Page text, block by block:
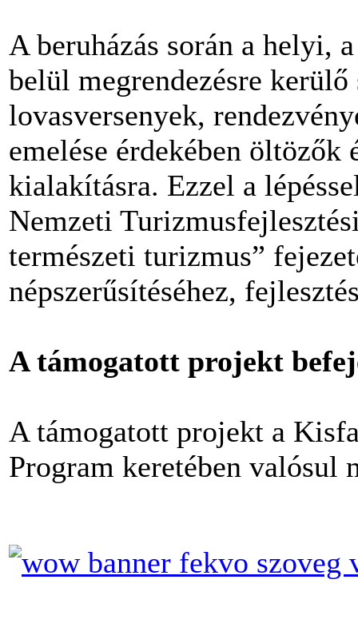
A beruházás során a helyi,
belül megrendezésre
lovasversenyek,
emelése érdekében öltözők
kialakításra. Ezzel a
Nemzeti
természeti turizmus”
népszerűsítéséhez,
A támogatott projekt
A támogatott projekt a
Program keretében valósul